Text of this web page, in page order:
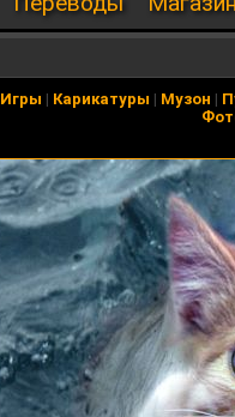
Игры | Карикатуры | Музон |